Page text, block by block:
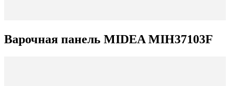
Варочная панель MIDEA MIH37103F